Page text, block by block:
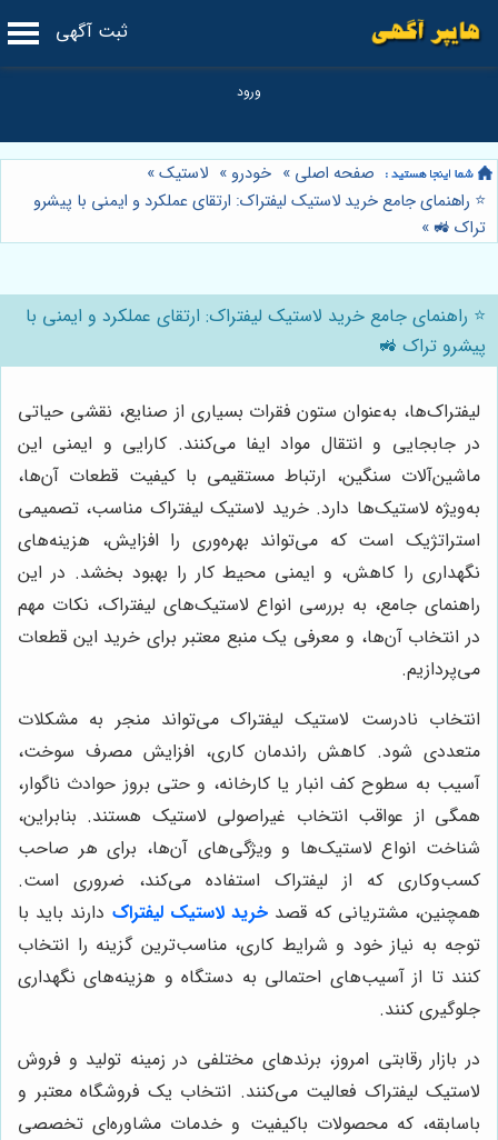
ثبت آگهی
صفحه اصلی » خودرو » لاستیک»
⭐️ راهنمای جامع خرید لاستیک لیفتراک: ارتقای عملکرد و ایمنی با پیشرو
تراک 🚜 »
⭐️ راهنمای جامع خرید لاستیک لیفتراک: ارتقای عملکرد و ایمنی با
پیشرو تراک 🚜
لیفتراک‌ها، به‌عنوان ستون فقرات بسیاری از صنایع، نقشی حیاتی
در جابجایی و انتقال مواد ایفا می‌کنند. کارایی و ایمنی این
ماشین‌آلات سنگین، ارتباط مستقیمی با کیفیت قطعات آن‌ها،
به‌ویژه لاستیک‌ها دارد. خرید لاستیک لیفتراک مناسب، تصمیمی
استراتژیک است که می‌تواند بهره‌وری را افزایش، هزینه‌های
نگهداری را کاهش، و ایمنی محیط کار را بهبود بخشد. در این
راهنمای جامع، به بررسی انواع لاستیک‌های لیفتراک، نکات مهم
در انتخاب آن‌ها، و معرفی یک منبع معتبر برای خرید این قطعات
می‌پردازیم.
انتخاب نادرست لاستیک لیفتراک می‌تواند منجر به مشکلات
متعددی شود. کاهش راندمان کاری، افزایش مصرف سوخت،
آسیب به سطوح کف انبار یا کارخانه، و حتی بروز حوادث ناگوار،
همگی از عواقب انتخاب غیراصولی لاستیک هستند. بنابراین،
شناخت انواع لاستیک‌ها و ویژگی‌های آن‌ها، برای هر صاحب
کسب‌وکاری که از لیفتراک استفاده می‌کند، ضروری است.
همچنین، مشتریانی که قصد خرید لاستیک لیفتراک دارند باید با
توجه به نیاز خود و شرایط کاری، مناسب‌ترین گزینه را انتخاب
کنند تا از آسیب‌های احتمالی به دستگاه و هزینه‌های نگهداری
جلوگیری کنند.
در بازار رقابتی امروز، برندهای مختلفی در زمینه تولید و فروش
لاستیک لیفتراک فعالیت می‌کنند. انتخاب یک فروشگاه معتبر و
باسابقه، که محصولات باکیفیت و خدمات مشاوره‌ای تخصصی